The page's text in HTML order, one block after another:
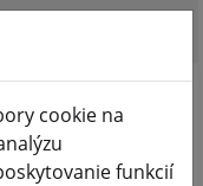
cookie na
funkcií